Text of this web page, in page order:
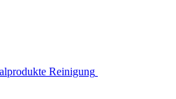
Reinigung